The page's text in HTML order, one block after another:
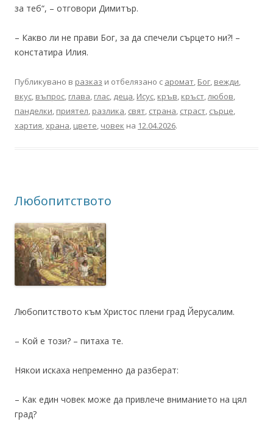
за теб“, – отговори Димитър.
– Какво ли не прави Бог, за да спечели сърцето ни?! –
констатира Илия.
Публикувано в разказ и отбелязано с аромат, Бог, вежди,
вкус, въпрос, глава, глас, деца, Исус, кръв, кръст,любов,
панделки, приятел, разлика, свят, страна, страст, сърце,
хартия,храна, цвете, човек на 12.04.2026.
Любопитството
Любопитството към Христос плени град Йерусалим.
– Кой е този? – питаха те.
Някои искаха непременно да разберат:
– Как един човек може да привлече вниманието на цял
град?